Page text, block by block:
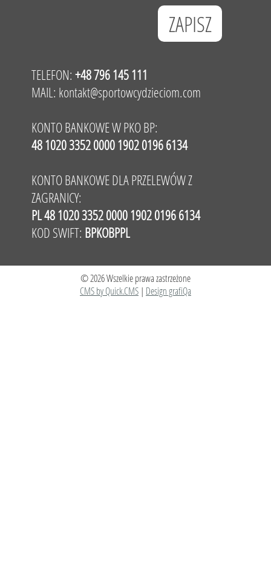
TELEFON: +48 796 145 111
MAIL: kontakt@sportowcydzieciom.com
KONTO BANKOWE W PKO BP:
48 1020 3352 0000 1902 0196 6134
KONTO BANKOWE DLA PRZELEWÓW Z
ZAGRANICY:
PL 48 1020 3352 0000 1902 0196 6134
KOD SWIFT: BPKOBPPL
© 2026 Wszelkie prawa zastrzeżone
CMS by Quick.CMS | Design grafiQa